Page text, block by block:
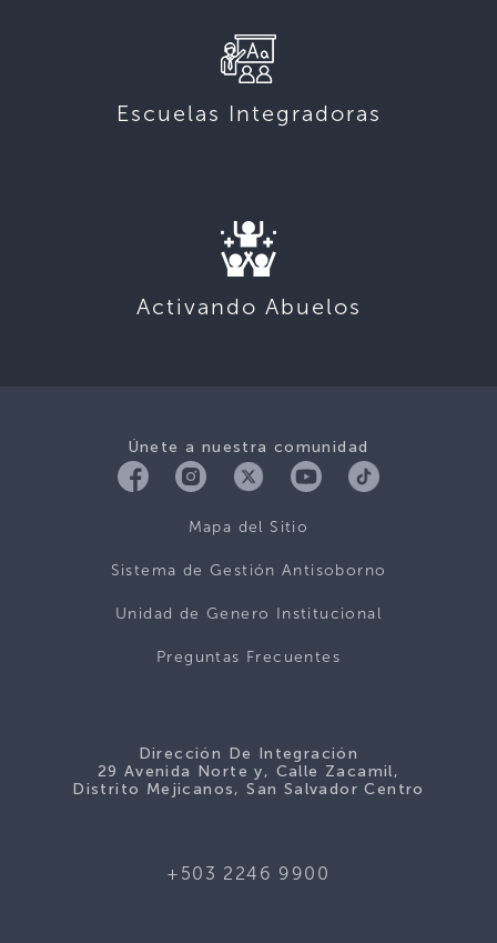
Escuelas Integradoras
Activando Abuelos
Únete a nuestra comunidad
Mapa del Sitio
Sistema de Gestión Antisoborno
Unidad de Genero Institucional
Preguntas Frecuentes
Dirección De Integración
29 Avenida Norte y, Calle Zacamil,
Distrito Mejicanos, San Salvador Centro
+503 2246 9900